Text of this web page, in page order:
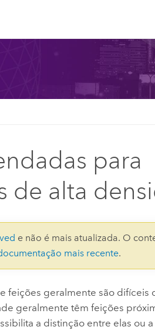
para
de alta
e não é mais atualizada. O
mais recente.
feições geralmente são difíceis
geralmente têm feições
a distinção entre elas ou